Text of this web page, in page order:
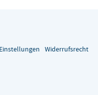
Widerrufsrecht